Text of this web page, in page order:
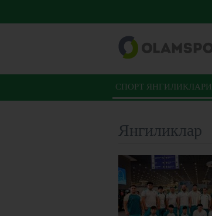
СПОРТ ЯНГИЛИКЛАРИ
Янгиликлар